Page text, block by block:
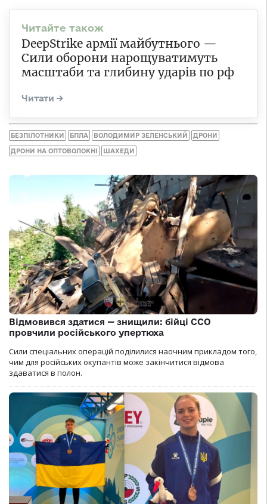
DeepStrike армії майбутнього —
Сили оборони нарощуватимуть
масштаби та глибину ударів по рф
БЕЗПІЛОТНИКИ БПЛА ВОЛОДИМИР ЗЕЛЕНСЬКИЙ ДРОНИ
ДРОНИ НА ОПТОВОЛОКНІ ШАХЕДИ
Відмовився здатися — знищили: бійці ССО
провчили російського упертюха
Сили спеціальних операцій поділилися наочним прикладом того,
чим для російських окупантів може закінчитися відмова
здаватися в полон.